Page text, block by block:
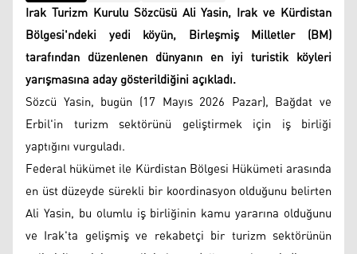
Irak Turizm Kurulu Sözcüsü Ali Yasin, Irak ve Kürdistan
Bölgesi'ndeki yedi köyün, Birleşmiş Milletler (BM)
tarafından düzenlenen dünyanın en iyi turistik köyleri
yarışmasına aday gösterildiğini açıkladı.
Sözcü Yasin, bugün (17 Mayıs 2026 Pazar), Bağdat ve
Erbil'in turizm sektörünü geliştirmek için iş birliği
yaptığını vurguladı.
Federal hükümet ile Kürdistan Bölgesi Hükümeti arasında
en üst düzeyde sürekli bir koordinasyon olduğunu belirten
Ali Yasin, bu olumlu iş birliğinin kamu yararına olduğunu
ve Irak'ta gelişmiş ve rekabetçi bir turizm sektörünün